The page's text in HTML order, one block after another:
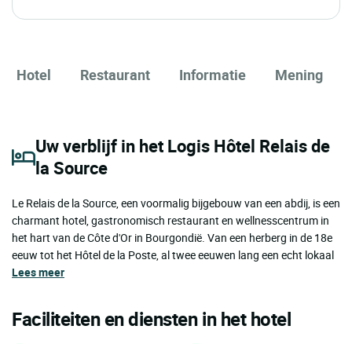
Hotel Restaurant Informatie Mening
Uw verblijf in het Logis Hôtel Relais de
la Source
Le Relais de la Source, een voormalig bijgebouw van een abdij, is een
charmant hotel, gastronomisch restaurant en wellnesscentrum in
het hart van de Côte d'Or in Bourgondië. Van een herberg in de 18e
eeuw tot het Hôtel de la Poste, al twee eeuwen lang een echt lokaal
Lees meer
Faciliteiten en diensten in het hotel